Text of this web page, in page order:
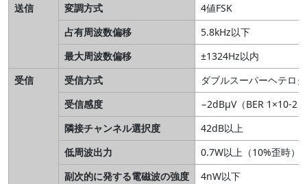
送信
変調方式
4値FSK
占有周波数偏移
5.8kHz以下
最大周波数偏移
±1324Hz以内
受信
受信方式
ダブルスーパーヘテロ
受信感度
−2dBμV（BER 1×10-2）
隣接チャンネル選択度
42dB以上
低周波出力
0.7W以上（10%歪時）
副次的に発する電磁波の強度
4nW以下